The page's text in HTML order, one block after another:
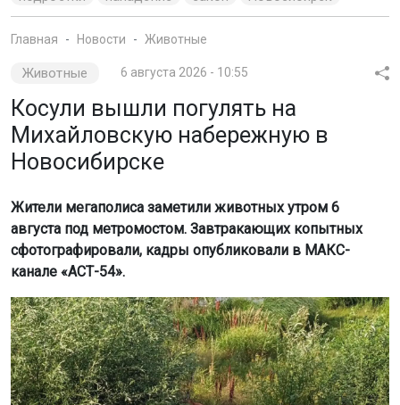
Главная Новости Животные
Животные 6 августа 2026 - 10:55
Косули вышли погулять на
Михайловскую набережную в
Новосибирске
Жители мегаполиса заметили животных утром 6
августа под метромостом. Завтракающих копытных
сфотографировали, кадры опубликовали в МАКС-
канале «АСТ-54».